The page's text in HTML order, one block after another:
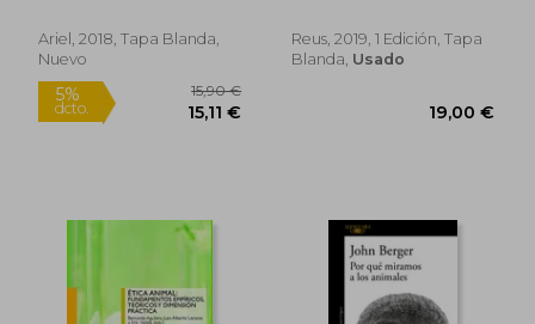
Ariel, 2018, Tapa Blanda,
Nuevo
Rápido
Reus, 2019, 1 Edición, Tapa
Blanda, Usado